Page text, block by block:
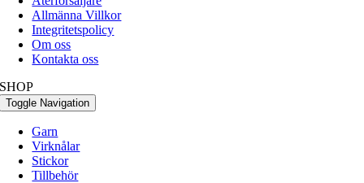
Allmänna Villkor
Integritetspolicy
Om oss
Kontakta oss
SHOP
Toggle Navigation
Garn
Virknålar
Stickor
Tillbehör